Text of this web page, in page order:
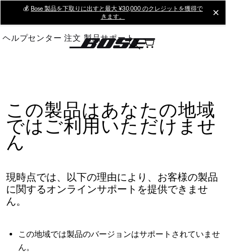
Main
💰 Bose 製品を下取りに出すと最大 ¥30,000 のクレジットを獲得で
きます。
ヘルプセンター 注文 製品サポート
この製品はあなたの地域
ではご利用いただけませ
ん
現時点では、以下の理由により、お客様の製品
に関するオンラインサポートを提供できませ
ん。
この地域では製品のバージョンはサポートされていませ
ん。